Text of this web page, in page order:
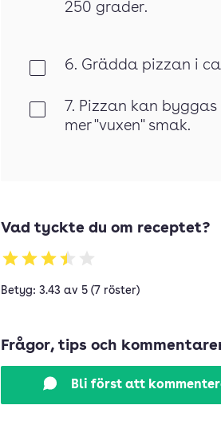
250 grader.
6. Grädda pizzan i
7. Pizzan kan
mer "vuxen" smak.
Vad tyckte du om receptet?
Betyg: 3.43 av 5 (7 röster)
Frågor, tips och
Bli först att